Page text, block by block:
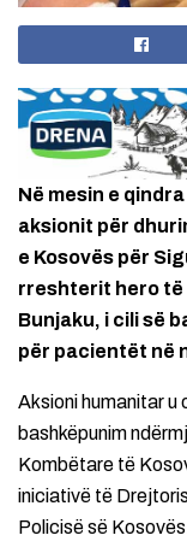
Në mesin e
aksionit për
e Kosovës për
rreshterit hero të
Bunjaku, i cili së
për pacientët në
Aksioni humanitar u
bashkëpunim
Kombëtare të
iniciativë të
Policisë së